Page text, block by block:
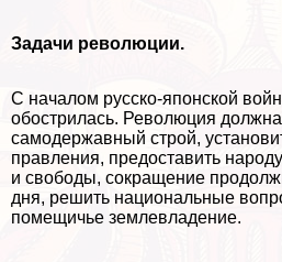
Задачи революции.
С началом русско-японской
обострилась. Революция
самодержавный строй,
правления, предоставить
и свободы, сокращение
дня, решить национальные
помещичье землевладение.